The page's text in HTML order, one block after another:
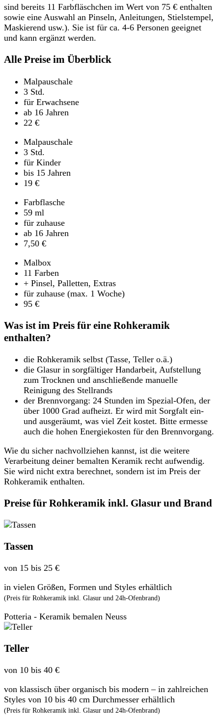
sind bereits 11 Farbfläschchen im Wert von 75 € enthalten
sowie eine Auswahl an Pinseln, Anleitungen, Stielstempel,
Maskierend usw.). Sie ist für ca. 4-6 Personen geeignet
und kann ergänzt werden.
Alle Preise im Überblick
Malpauschale
3 Std.
für Erwachsene
ab 16 Jahren
22 €
Malpauschale
3 Std.
für Kinder
bis 15 Jahren
19 €
Farbflasche
59 ml
für zuhause
ab 16 Jahren
7,50 €
Malbox
11 Farben
+ Pinsel, Palletten, Extras
für zuhause (max. 1 Woche)
95 €
Was ist im Preis für eine Rohkeramik
enthalten?
die Rohkeramik selbst (Tasse, Teller o.ä.)
die Glasur in sorgfältiger Handarbeit, Aufstellung
zum Trocknen und anschließende manuelle
Reinigung des Stellrands
der Brennvorgang: 24 Stunden im Spezial-Ofen, der
über 1000 Grad aufheizt. Er wird mit Sorgfalt ein-
und ausgeräumt, was viel Zeit kostet. Bitte ermesse
auch die hohen Energiekosten für den Brennvorgang.
Wie du sicher nachvollziehen kannst, ist die weitere
Verarbeitung deiner bemalten Keramik recht aufwendig.
Sie wird nicht extra berechnet, sondern ist im Preis der
Rohkeramik enthalten.
Preise für Rohkeramik inkl. Glasur und Brand
Tassen
von 15 bis 25 €
in vielen Größen, Formen und Styles erhältlich
(Preis für Rohkeramik inkl. Glasur und 24h-Ofenbrand)
Potteria - Keramik bemalen Neuss
Teller
von 10 bis 40 €
von klassisch über organisch bis modern – in zahlreichen
Styles von 10 bis 40 cm Durchmesser erhältlich
(Preis für Rohkeramik inkl. Glasur und 24h-Ofenbrand)